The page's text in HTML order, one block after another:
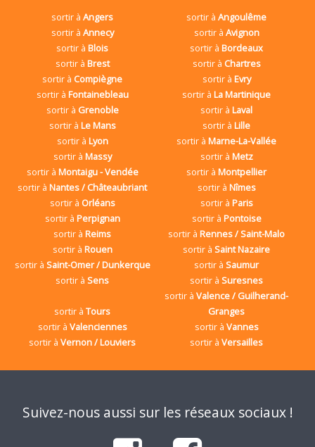
sortir àAngers sortir àAngoulême
sortir à Annecy sortir à Avignon
sortir àBlois sortir àBordeaux
sortir à Brest sortir à Chartres
sortir à Compiègne sortir à Evry
sortir à Fontainebleau sortir àLa Martinique
sortir à Grenoble sortir àLaval
sortir à Le Mans sortir àLille
sortir à Lyon sortir àMarne-La-Vallée
sortir à Massy sortir à Metz
sortir à Montaigu - Vendée sortir àMontpellier
sortir àNantes / Châteaubriant sortir à Nîmes
sortir à Orléans sortir à Paris
sortir à Perpignan sortir à Pontoise
sortir àReims sortir àRennes / Saint-Malo
sortir à Rouen sortir àSaint Nazaire
sortir à Saint-Omer / Dunkerque sortir àSaumur
sortir àSens sortir àSuresnes
sortir àTours
sortir àValence / Guilherand-
Granges
sortir à Valenciennes sortir à Vannes
sortir àVernon / Louviers sortir àVersailles
Suivez-nous aussi sur les réseaux sociaux !